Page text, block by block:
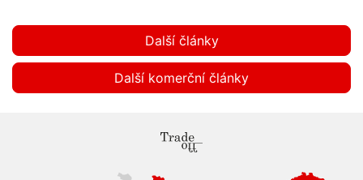
Další články
Další komerční články